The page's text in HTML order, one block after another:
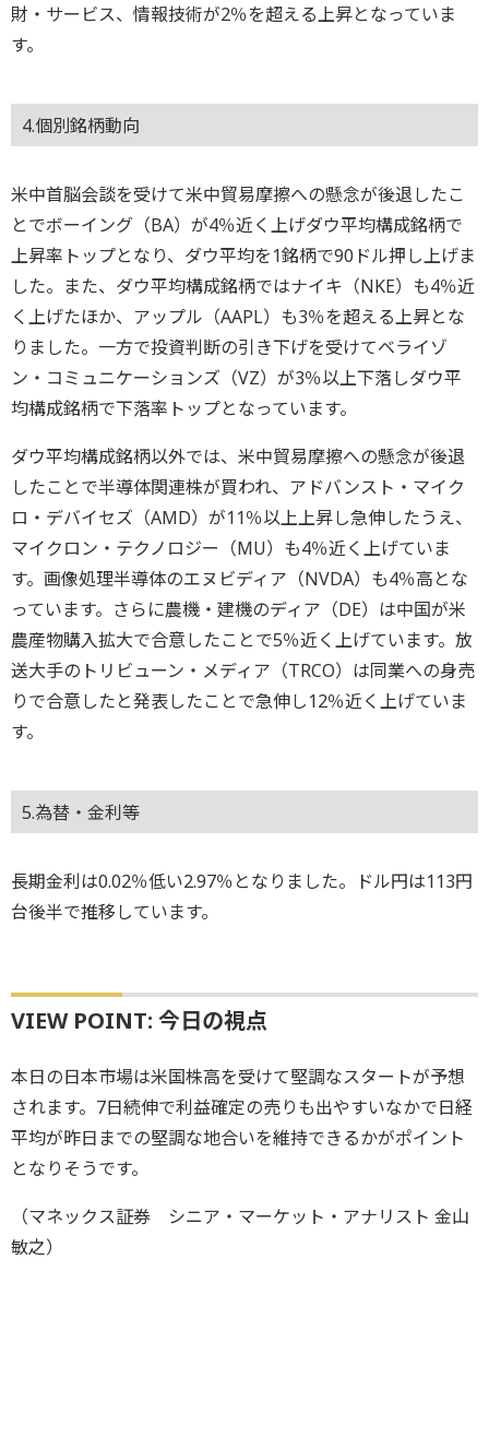
財・サービス、情報技術が2％を超える上昇となっていま
す。
4.個別銘柄動向
米中首脳会談を受けて米中貿易摩擦への懸念が後退したこ
とでボーイング（BA）が4％近く上げダウ平均構成銘柄で
上昇率トップとなり、ダウ平均を1銘柄で90ドル押し上げま
した。また、ダウ平均構成銘柄ではナイキ（NKE）も4％近
く上げたほか、アップル（AAPL）も3％を超える上昇とな
りました。一方で投資判断の引き下げを受けてベライゾ
ン・コミュニケーションズ（VZ）が3％以上下落しダウ平
均構成銘柄で下落率トップとなっています。
ダウ平均構成銘柄以外では、米中貿易摩擦への懸念が後退
したことで半導体関連株が買われ、アドバンスト・マイク
ロ・デバイセズ（AMD）が11％以上上昇し急伸したうえ、
マイクロン・テクノロジー（MU）も4％近く上げていま
す。画像処理半導体のエヌビディア（NVDA）も4％高とな
っています。さらに農機・建機のディア（DE）は中国が米
農産物購入拡大で合意したことで5％近く上げています。放
送大手のトリビューン・メディア（TRCO）は同業への身売
りで合意したと発表したことで急伸し12％近く上げていま
す。
5.為替・金利等
長期金利は0.02％低い2.97％となりました。ドル円は113円
台後半で推移しています。
VIEW POINT: 今日の視点
本日の日本市場は米国株高を受けて堅調なスタートが予想
されます。7日続伸で利益確定の売りも出やすいなかで日経
平均が昨日までの堅調な地合いを維持できるかがポイント
となりそうです。
（マネックス証券 シニア・マーケット・アナリスト 金山
敏之）